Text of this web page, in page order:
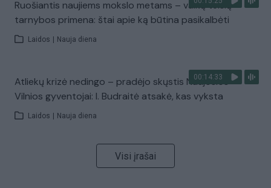
Ruošiantis naujiems mokslo metams – vaikų teisių
tarnybos primena: štai apie ką būtina pasikalbėti
Laidos Nauja diena
00:14:33
Atliekų krizė nedingo – pradėjo skųstis Naujosios
Vilnios gyventojai: I. Budraitė atsakė, kas vyksta
Laidos Nauja diena
Visi įrašai